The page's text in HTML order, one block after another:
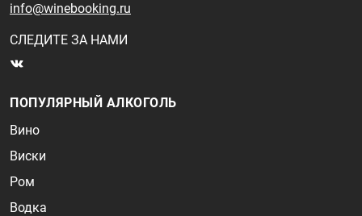
info@winebooking.ru
СЛЕДИТЕ ЗА НАМИ
ПОПУЛЯРНЫЙ АЛКОГОЛЬ
Вино
Виски
Ром
Водка